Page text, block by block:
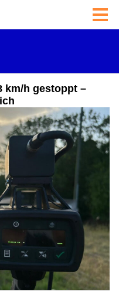
km/h gestoppt –